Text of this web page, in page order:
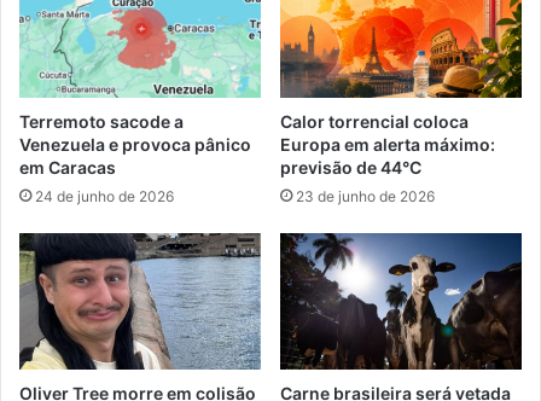
Terremoto sacode a
Venezuela e provoca pânico
em Caracas
24 de junho de 2026
Calor torrencial coloca
Europa em alerta máximo:
previsão de 44°C
23 de junho de 2026
Oliver Tree morre em colisão Carne brasileira será vetada